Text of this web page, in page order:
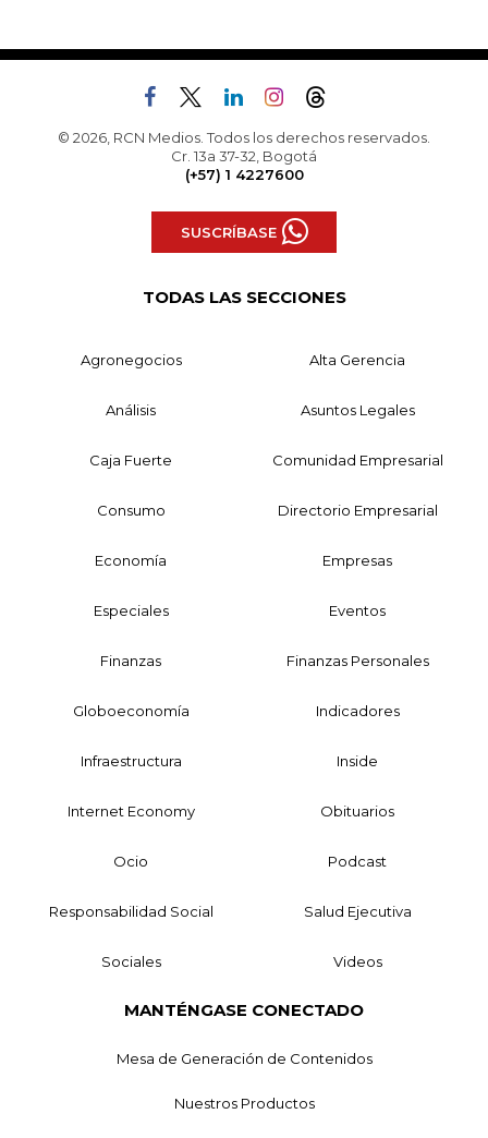
© 2026, RCN Medios. Todos los derechos reservados.
Cr. 13a 37-32, Bogotá
(+57) 1 4227600
SUSCRÍBASE
TODAS LAS SECCIONES
Agronegocios Alta Gerencia
Análisis Asuntos Legales
Caja Fuerte Comunidad Empresarial
Consumo Directorio Empresarial
Economía Empresas
Especiales Eventos
Finanzas Finanzas Personales
Globoeconomía Indicadores
Infraestructura Inside
Internet Economy Obituarios
Ocio Podcast
Responsabilidad Social Salud Ejecutiva
Sociales Videos
MANTÉNGASE CONECTADO
Mesa de Generación de Contenidos
Nuestros Productos